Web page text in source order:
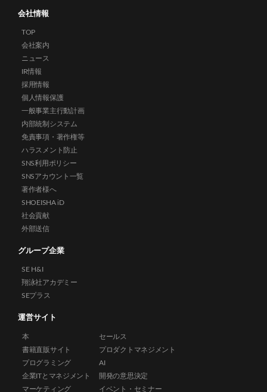
会社情報
TOP
会社案内
ニュース
IR情報
採用情報
個人情報保護
一般事業主行動計画
内部統制システム
免責事項・著作権等
ハラスメント防止
SNS利用ポリシー
SNSアカウント一覧
著作者様へ
SHOEISHA iD
社会貢献
外部送信
グループ企業
SE H&I
翔泳社アカデミー
SEプラス
運営サイト
本
書籍直販サイト
プログラミング
企業ITとマネジメント
マーケティング
セールス
プロダクトマネジメント
AI
開発の意思決定
イベント・セミナー